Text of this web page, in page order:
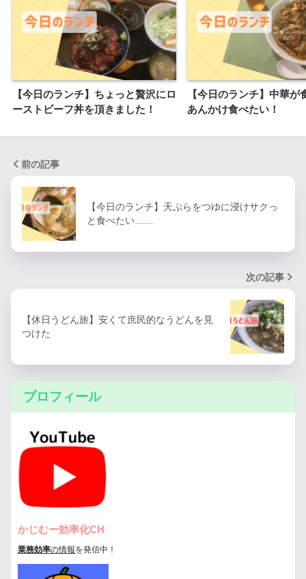
【今日のランチ】ちょっと贅沢にロ
ーストビーフ丼を頂きました！
【今日のランチ】中華が
あんかけ食べたい！
前の記事
【今日のランチ】天ぷらをつゆに浸けサクっ
と食べたい……
次の記事
【休日うどん旅】安くて庶民的なうどんを見
つけた
プロフィール
かじむー効率化CH
業務効率の情報を発信中！